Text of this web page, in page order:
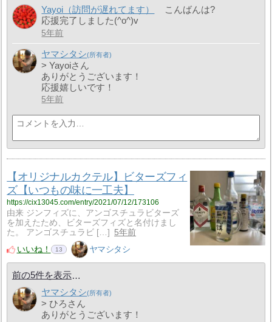
Yayoi（訪問が遅れてます）
こんばんは?
応援完了しました(^o^)v
5年前
ヤマシタシ
> Yayoiさん
ありがとうございます！
応援嬉しいです！
5年前
【オリジナルカクテル】ビターズフィ
ズ【いつもの味に一工夫】
https://cix13045.com/entry/2021/07/12/173106
由来 ジンフィズに、アンゴスチュラビターズ
を加えたため、ビターズフィズと名付けまし
た。 アンゴスチュラビ […]
5年前
いいね！
13 ヤマシタシ
前の5件を表示
ヤマシタシ
> ひろさん
ありがとうございます！